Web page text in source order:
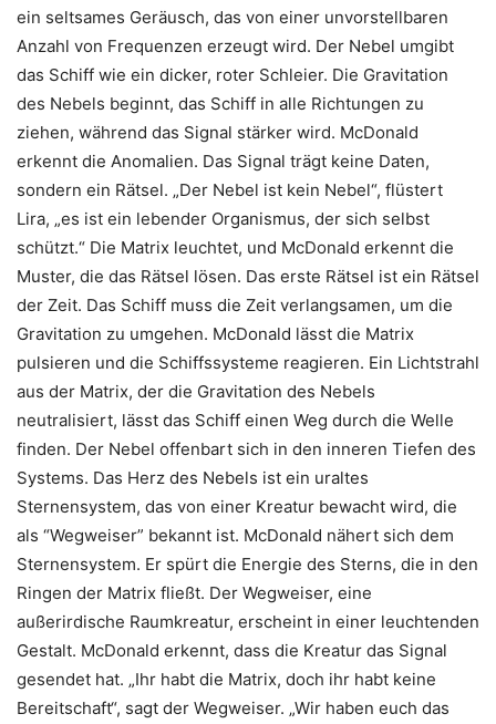
ein seltsames Geräusch, das von einer unvorstellbaren
Anzahl von Frequenzen erzeugt wird. Der Nebel umgibt
das Schiff wie ein dicker, roter Schleier. Die Gravitation
des Nebels beginnt, das Schiff in alle Richtungen zu
ziehen, während das Signal stärker wird. McDonald
erkennt die Anomalien. Das Signal trägt keine Daten,
sondern ein Rätsel. „Der Nebel ist kein Nebel“, flüstert
Lira, „es ist ein lebender Organismus, der sich selbst
schützt.“ Die Matrix leuchtet, und McDonald erkennt die
Muster, die das Rätsel lösen. Das erste Rätsel ist ein Rätsel
der Zeit. Das Schiff muss die Zeit verlangsamen, um die
Gravitation zu umgehen. McDonald lässt die Matrix
pulsieren und die Schiffssysteme reagieren. Ein Lichtstrahl
aus der Matrix, der die Gravitation des Nebels
neutralisiert, lässt das Schiff einen Weg durch die Welle
finden. Der Nebel offenbart sich in den inneren Tiefen des
Systems. Das Herz des Nebels ist ein uraltes
Sternensystem, das von einer Kreatur bewacht wird, die
als “Wegweiser” bekannt ist. McDonald nähert sich dem
Sternensystem. Er spürt die Energie des Sterns, die in den
Ringen der Matrix fließt. Der Wegweiser, eine
außerirdische Raumkreatur, erscheint in einer leuchtenden
Gestalt. McDonald erkennt, dass die Kreatur das Signal
gesendet hat. „Ihr habt die Matrix, doch ihr habt keine
Bereitschaft“, sagt der Wegweiser. „Wir haben euch das